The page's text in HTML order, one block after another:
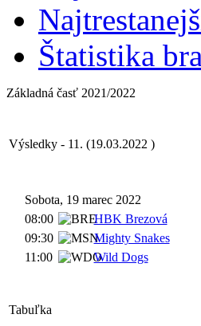
Štatistika
Základná časť 2021/2022
Výsledky - 11. (19.03.2022 )
Sobota, 19 marec 2022
08:00
HBK Brezová
09:30
Mighty Snakes
11:00
Wild Dogs
Tabuľka